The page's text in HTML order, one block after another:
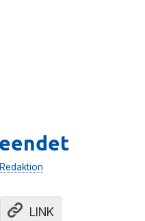
Redaktion
LINK